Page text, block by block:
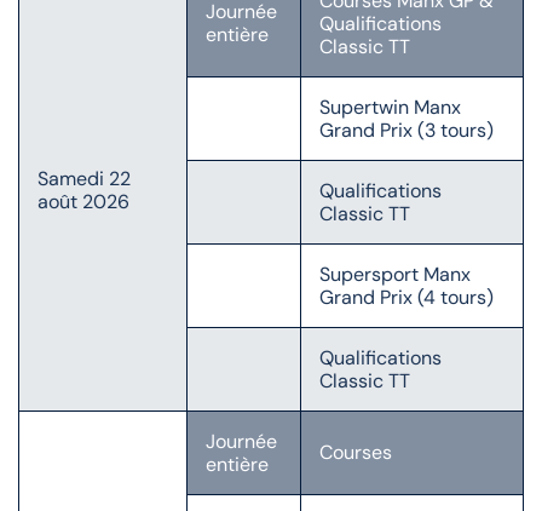
Samedi 22
août 2026
Journée
entière
Qualifications
Classic TT
Supertwin Manx
Grand Prix (3 tours)
Qualifications
Classic TT
Supersport Manx
Grand Prix (4 tours)
Qualifications
Classic TT
Journée
entière
Courses